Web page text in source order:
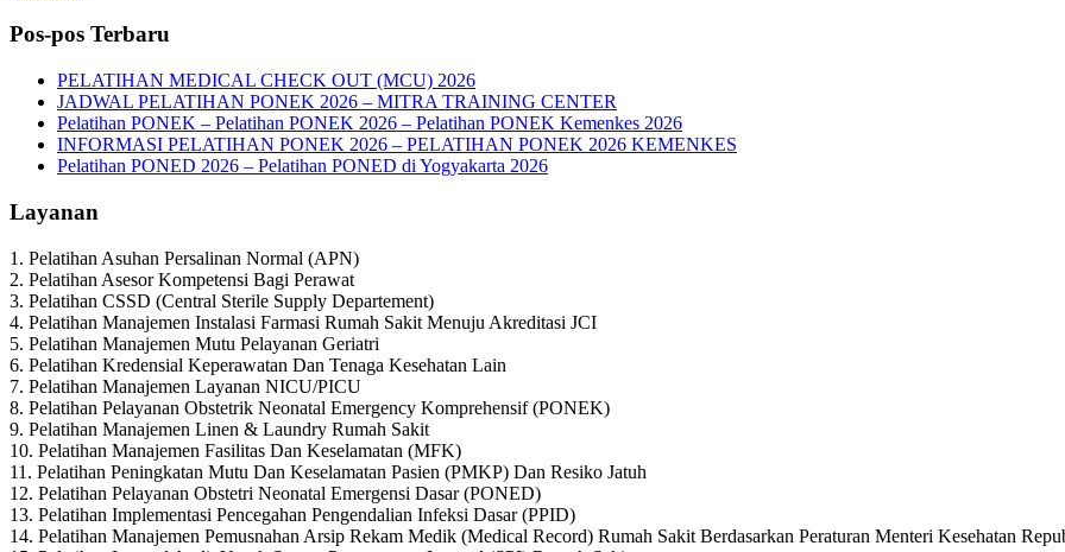
Pos-pos Terbaru
PELATIHAN MEDICAL CHECK OUT (MCU) 2026
JADWAL PELATIHAN PONEK 2026 – MITRA TRAINING CENTER
Pelatihan PONEK – Pelatihan PONEK 2026 – Pelatihan PONEK Kemenkes 2026
INFORMASI PELATIHAN PONEK 2026 – PELATIHAN PONEK 2026 KEMENKES
Pelatihan PONED 2026 – Pelatihan PONED di Yogyakarta 2026
Layanan
1. Pelatihan Asuhan Persalinan Normal (APN)
2. Pelatihan Asesor Kompetensi Bagi Perawat
3. Pelatihan CSSD (Central Sterile Supply Departement)
4. Pelatihan Manajemen Instalasi Farmasi Rumah Sakit Menuju Akreditasi JCI
5. Pelatihan Manajemen Mutu Pelayanan Geriatri
6. Pelatihan Kredensial Keperawatan Dan Tenaga Kesehatan Lain
7. Pelatihan Manajemen Layanan NICU/PICU
8. Pelatihan Pelayanan Obstetrik Neonatal Emergency Komprehensif (PONEK)
9. Pelatihan Manajemen Linen & Laundry Rumah Sakit
10. Pelatihan Manajemen Fasilitas Dan Keselamatan (MFK)
11. Pelatihan Peningkatan Mutu Dan Keselamatan Pasien (PMKP) Dan Resiko Jatuh
12. Pelatihan Pelayanan Obstetri Neonatal Emergensi Dasar (PONED)
13. Pelatihan Implementasi Pencegahan Pengendalian Infeksi Dasar (PPID)
14. Pelatihan Manajemen Pemusnahan Arsip Rekam Medik (Medical Record) Rumah Sakit Berdasarkan Peraturan Menteri Kesehatan